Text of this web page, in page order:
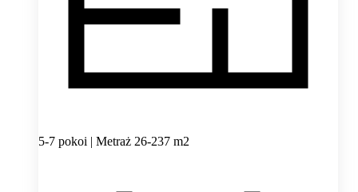
5-7 pokoi | Metraż 26-237 m2